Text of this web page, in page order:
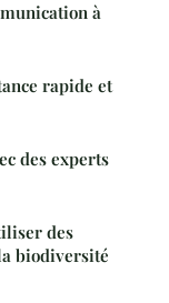
à
rapide et
des experts
des
biodiversité